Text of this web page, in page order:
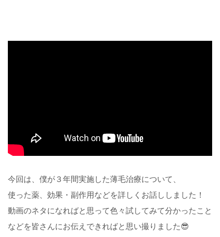
今回は、僕が３年間実施した薄毛治療について、
使った薬、効果・副作用などを詳しくお話ししました！
動画のネタになればと思って色々試してみて分かったこと
などを皆さんにお伝えできればと思い撮りました😎